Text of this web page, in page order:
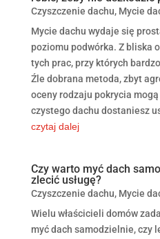
Czyszczenie dachu, Mycie
Mycie dachu wydaje się
poziomu podwórka. Z bliska
tych prac, przy których
Źle dobrana metoda, zbyt
oceny rodzaju pokrycia
czystego dachu dostaniesz
czytaj dalej
Czy warto myć dach
zlecić usługę?
Czyszczenie dachu, Mycie
Wielu właścicieli domów
myć dach samodzielnie, czy